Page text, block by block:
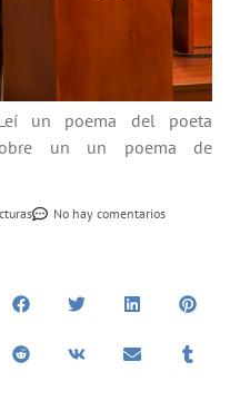
un poema del poeta
un un poema de
No hay comentarios